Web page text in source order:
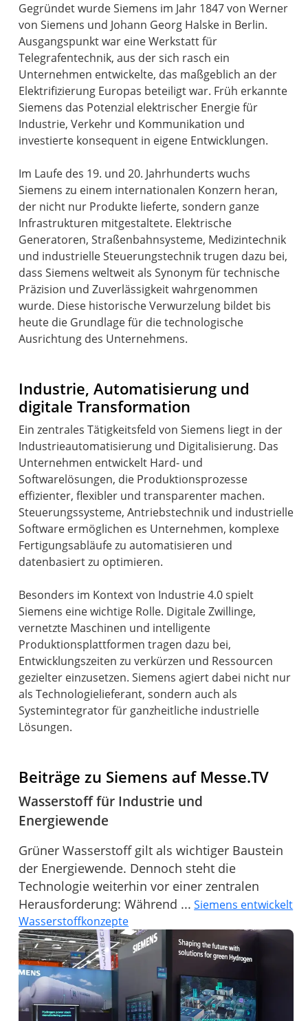
Gegründet wurde Siemens im Jahr 1847 von Werner
von Siemens und Johann Georg Halske in Berlin.
Ausgangspunkt war eine Werkstatt für
Telegrafentechnik, aus der sich rasch ein
Unternehmen entwickelte, das maßgeblich an der
Elektrifizierung Europas beteiligt war. Früh erkannte
Siemens das Potenzial elektrischer Energie für
Industrie, Verkehr und Kommunikation und
investierte konsequent in eigene Entwicklungen.
Im Laufe des 19. und 20. Jahrhunderts wuchs
Siemens zu einem internationalen Konzern heran,
der nicht nur Produkte lieferte, sondern ganze
Infrastrukturen mitgestaltete. Elektrische
Generatoren, Straßenbahnsysteme, Medizintechnik
und industrielle Steuerungstechnik trugen dazu bei,
dass Siemens weltweit als Synonym für technische
Präzision und Zuverlässigkeit wahrgenommen
wurde. Diese historische Verwurzelung bildet bis
heute die Grundlage für die technologische
Ausrichtung des Unternehmens.
Industrie, Automatisierung und
digitale Transformation
Ein zentrales Tätigkeitsfeld von Siemens liegt in der
Industrieautomatisierung und Digitalisierung. Das
Unternehmen entwickelt Hard- und
Softwarelösungen, die Produktionsprozesse
effizienter, flexibler und transparenter machen.
Steuerungssysteme, Antriebstechnik und industrielle
Software ermöglichen es Unternehmen, komplexe
Fertigungsabläufe zu automatisieren und
datenbasiert zu optimieren.
Besonders im Kontext von Industrie 4.0 spielt
Siemens eine wichtige Rolle. Digitale Zwillinge,
vernetzte Maschinen und intelligente
Produktionsplattformen tragen dazu bei,
Entwicklungszeiten zu verkürzen und Ressourcen
gezielter einzusetzen. Siemens agiert dabei nicht nur
als Technologielieferant, sondern auch als
Systemintegrator für ganzheitliche industrielle
Lösungen.
Beiträge zu Siemens auf Messe.TV
Wasserstoff für Industrie und
Energiewende
Grüner Wasserstoff gilt als wichtiger Baustein
der Energiewende. Dennoch steht die
Technologie weiterhin vor einer zentralen
Herausforderung: Während ... Siemens entwickelt
Wasserstoffkonzepte